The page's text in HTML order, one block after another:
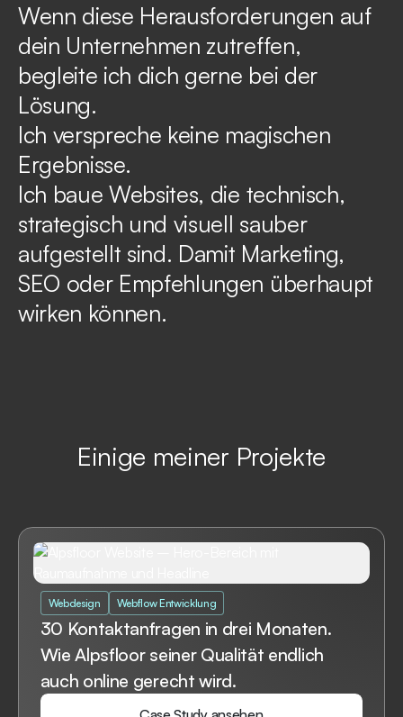
Wenn diese Herausforderungen auf
dein Unternehmen zutreffen,
begleite ich dich gerne bei der
Lösung.
Ich verspreche keine magischen
Ergebnisse.
Ich baue Websites, die technisch,
strategisch und visuell sauber
aufgestellt sind. Damit Marketing,
SEO oder Empfehlungen überhaupt
wirken können.
Einige meiner Projekte
Webdesign Webflow Entwicklung
30 Kontaktanfragen in drei Monaten.
Wie Alpsfloor seiner Qualität endlich
auch online gerecht wird.